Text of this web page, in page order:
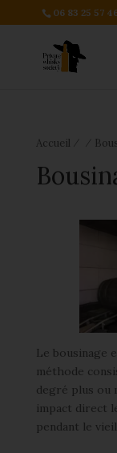
06 83 25 57
Accueil
Le bousinage
méthode
degré plus ou
impact direct
pendant le